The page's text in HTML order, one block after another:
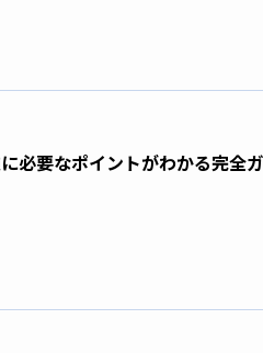
必要なポイントがわかる完全